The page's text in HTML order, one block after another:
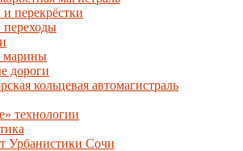
и перекрёстки
марины
дороги
кольцевая автомагистраль
технологии
Урбанистики Сочи